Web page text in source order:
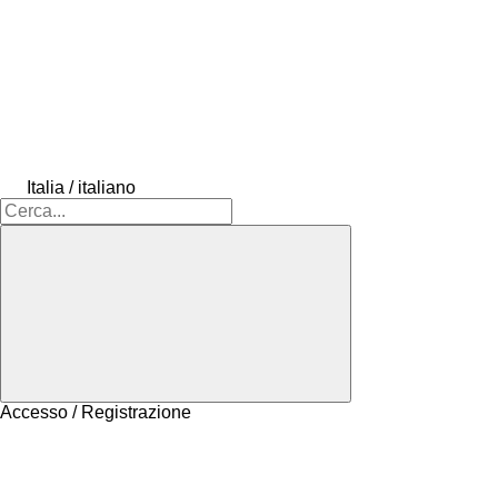
Italia / italiano
Accesso / Registrazione